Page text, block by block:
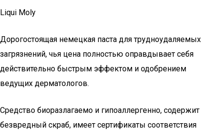
Liqui Moly
Дорогостоящая немецкая паста для трудноудаляемых
загрязнений, чья цена полностью оправдывает себя
действительно быстрым эффектом и одобрением
ведущих дерматологов.
Средство биоразлагаемо и гипоаллергенно, содержит
безвредный скраб, имеет сертификаты соответствия